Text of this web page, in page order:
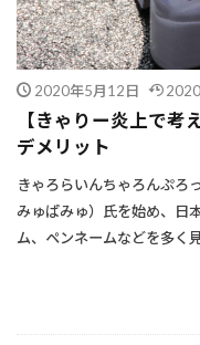
2020年5月12日
【きゃりー炎上で考
デメリット
きゃろらいんちゃろんぷろ
みゅぱみゅ）氏を始め、日
ム、ペンネームなどを多く